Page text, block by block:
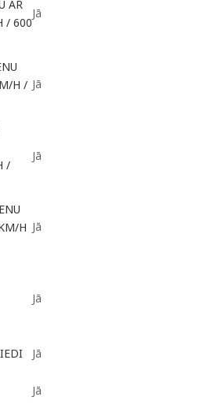
AR
/ 600
Jā
H / Jā
/
Jā
H Jā
Jā
Jā
Jā